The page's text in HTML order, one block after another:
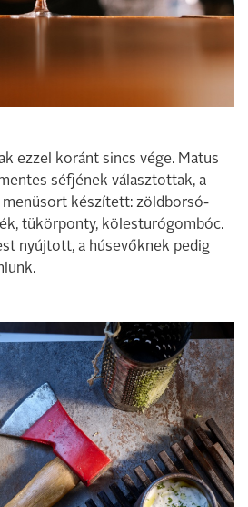
ezzel koránt sincs vége. Matus
séfjének választottak, a
menüsort készített: zöldborsó­
tükörponty, kölesturógombóc.
nyújtott, a hús­evőknek pedig